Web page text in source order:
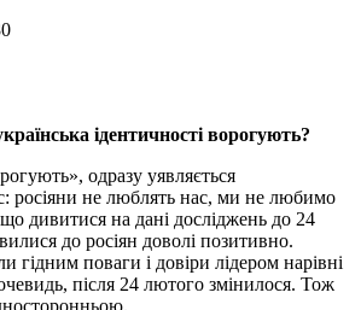
ідентичності ворогують?
одразу уявляється
росіяни не люблять нас, ми не любимо
дивитися на дані досліджень до 24
до росіян доволі позитивно.
гідним поваги і довіри лідером нарівні
після 24 лютого змінилося. Тож